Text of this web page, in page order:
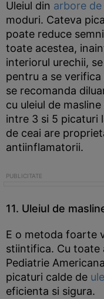
Uleiul din arbore de
moduri. Cateva
poate reduce
toate acestea,
interiorul urechii,
pentru a se verifica
se recomanda
cu uleiul de
intre 3 si 5 picaturi
de ceai are
antiinflamatorii.
11. Uleiul de
E o metoda foarte
stiintifica. Cu toate
Pediatrie
picaturi calde de
eficienta si sigura.